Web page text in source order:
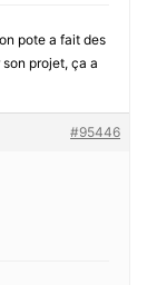
pote a fait des
projet, ça a
#95446